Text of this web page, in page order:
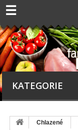
☰
KATEGORIE
Chlazené